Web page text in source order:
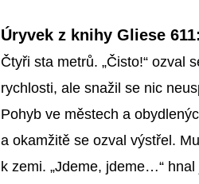
Úryvek z knihy Gliese 611:
Čtyři sta metrů. „Čisto!“ ozval
rychlosti, ale snažil se nic
Pohyb ve městech a
a okamžitě se ozval výstřel.
k zemi. „Jdeme, jdeme…“